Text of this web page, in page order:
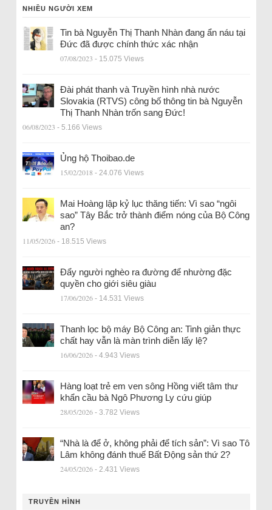
NHIỀU NGƯỜI XEM
Tin bà Nguyễn Thị Thanh Nhàn đang ẩn náu tại
Đức đã được chính thức xác nhận
07/08/2023 - 15.075 Views
Đài phát thanh và Truyền hình nhà nước
Slovakia (RTVS) công bố thông tin bà Nguyễn
Thị Thanh Nhàn trốn sang Đức!
06/08/2023 - 5.166 Views
Ủng hộ Thoibao.de
15/02/2018 - 24.076 Views
Mai Hoàng lập kỷ lục thăng tiến: Vì sao “ngôi
sao” Tây Bắc trở thành điểm nóng của Bộ Công
an?
11/05/2026 - 18.515 Views
Đẩy người nghèo ra đường để nhường đặc
quyền cho giới siêu giàu
17/06/2026 - 14.531 Views
Thanh lọc bộ máy Bộ Công an: Tinh giản thực
chất hay vẫn là màn trình diễn lấy lệ?
16/06/2026 - 4.943 Views
Hàng loạt trẻ em ven sông Hồng viết tâm thư
khẩn cầu bà Ngô Phương Ly cứu giúp
28/05/2026 - 3.782 Views
“Nhà là để ở, không phải để tích sản”: Vì sao Tô
Lâm không đánh thuế Bất Động sản thứ 2?
24/05/2026 - 2.431 Views
TRUYỀN HÌNH